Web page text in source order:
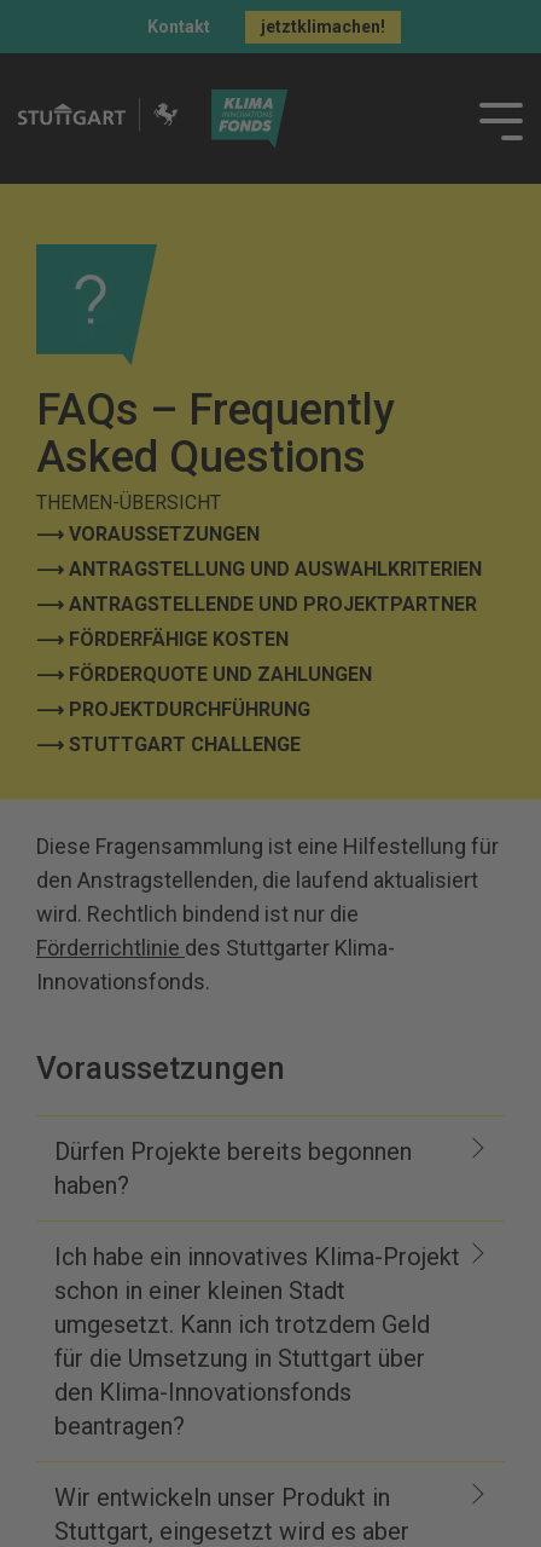
Kontakt jetztklimachen!
FAQs – Frequently
Asked Questions
THEMEN-ÜBERSICHT
⟶ VORAUSSETZUNGEN
⟶ ANTRAGSTELLUNG UND AUSWAHLKRITERIEN
⟶ ANTRAGSTELLENDE UND PROJEKTPARTNER
⟶ FÖRDERFÄHIGE KOSTEN
⟶ FÖRDERQUOTE UND ZAHLUNGEN
⟶ PROJEKTDURCHFÜHRUNG
⟶ STUTTGART CHALLENGE
Diese Fragensammlung ist eine Hilfestellung für
den Anstragstellenden, die laufend aktualisiert
wird. Rechtlich bindend ist nur die
Förderrichtlinie des Stuttgarter Klima-
Innovationsfonds.
Voraussetzungen
Dürfen Projekte bereits begonnen
haben?
Ich habe ein innovatives Klima-Projekt
schon in einer kleinen Stadt
umgesetzt. Kann ich trotzdem Geld
für die Umsetzung in Stuttgart über
den Klima-Innovationsfonds
beantragen?
Wir entwickeln unser Produkt in
Stuttgart, eingesetzt wird es aber